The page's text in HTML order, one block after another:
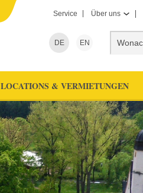
Service Über uns
DE EN
LOCATIONS & VERMIETUNGEN